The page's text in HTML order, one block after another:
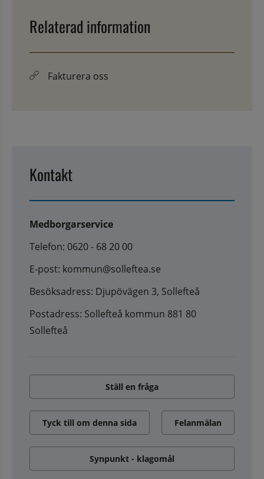
Relaterad information
Fakturera oss
Kontakt
Medborgarservice
Telefon: 0620 - 68 20 00
E-post: kommun@solleftea.se
Besöksadress: Djupövägen 3, Sollefteå
Postadress: Sollefteå kommun 881 80
Sollefteå
Ställ en fråga
Tyck till om denna sida Felanmälan
Synpunkt - klagomål